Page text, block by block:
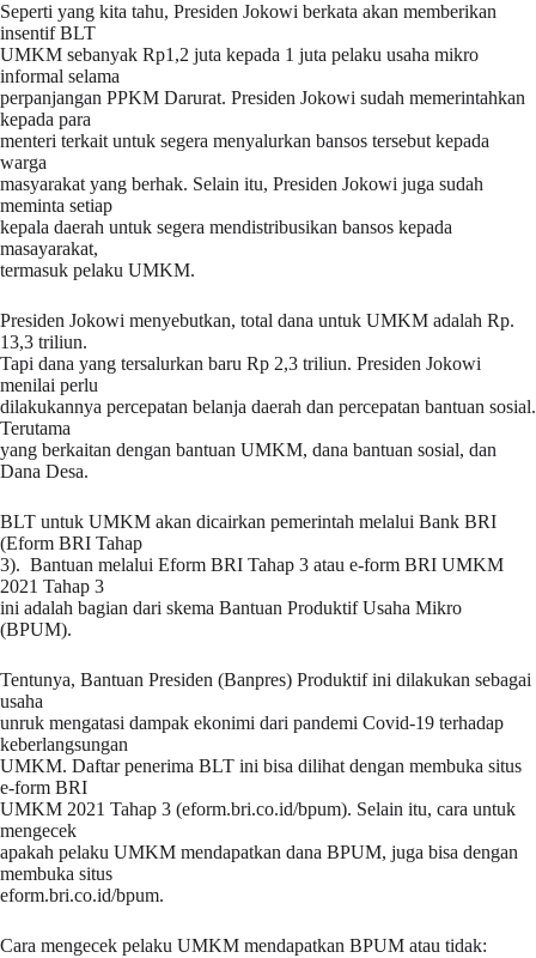
Seperti yang kita tahu, Presiden Jokowi berkata akan memberikan
insentif BLT
UMKM sebanyak Rp1,2 juta kepada 1 juta pelaku usaha mikro
informal selama
perpanjangan PPKM Darurat. Presiden Jokowi sudah memerintahkan
kepada para
menteri terkait untuk segera menyalurkan bansos tersebut kepada
warga
masyarakat yang berhak. Selain itu, Presiden Jokowi juga sudah
meminta setiap
kepala daerah untuk segera mendistribusikan bansos kepada
masayarakat,
termasuk pelaku UMKM.
Presiden Jokowi menyebutkan, total dana untuk UMKM adalah Rp.
13,3 triliun.
Tapi dana yang tersalurkan baru Rp 2,3 triliun. Presiden Jokowi
menilai perlu
dilakukannya percepatan belanja daerah dan percepatan bantuan sosial.
Terutama
yang berkaitan dengan bantuan UMKM, dana bantuan sosial, dan
Dana Desa.
BLT untuk UMKM akan dicairkan pemerintah melalui Bank BRI
(Eform BRI Tahap
3). Bantuan melalui Eform BRI Tahap 3 atau e-form BRI UMKM
2021 Tahap 3
ini adalah bagian dari skema Bantuan Produktif Usaha Mikro
(BPUM).
Tentunya, Bantuan Presiden (Banpres) Produktif ini dilakukan sebagai
usaha
unruk mengatasi dampak ekonimi dari pandemi Covid-19 terhadap
keberlangsungan
UMKM. Daftar penerima BLT ini bisa dilihat dengan membuka situs
e-form BRI
UMKM 2021 Tahap 3 (eform.bri.co.id/bpum). Selain itu, cara untuk
mengecek
apakah pelaku UMKM mendapatkan dana BPUM, juga bisa dengan
membuka situs
eform.bri.co.id/bpum.
Cara mengecek pelaku UMKM mendapatkan BPUM atau tidak: